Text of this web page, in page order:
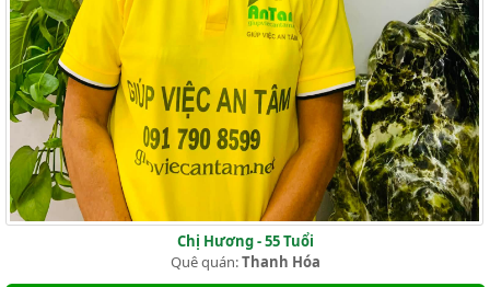
Chị Hương - 55 Tuổi
Quê quán:Thanh Hóa